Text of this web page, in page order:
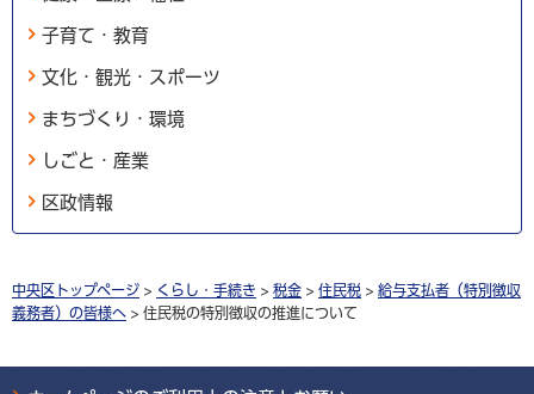
子育て・教育
文化・観光・スポーツ
まちづくり・環境
しごと・産業
区政情報
中央区トップページ > くらし・手続き > 税金 > 住民税 > 給与支払者（特別徴収
義務者）の皆様へ > 住民税の特別徴収の推進について